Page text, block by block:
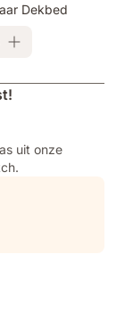
Dekbed
uit onze